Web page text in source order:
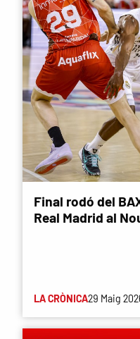
Final rodó del
Real Madrid al
LA CRÒNICA29 Maig